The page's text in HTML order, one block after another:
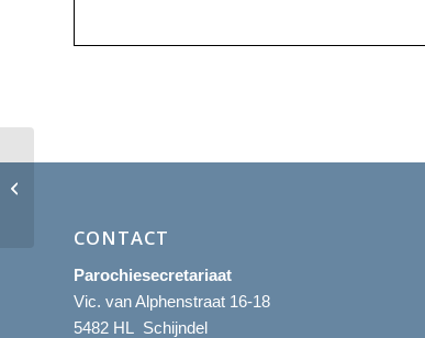
CONTACT
Parochiesecretariaat
Vic. van Alphenstraat 16-18
5482 HL Schijndel